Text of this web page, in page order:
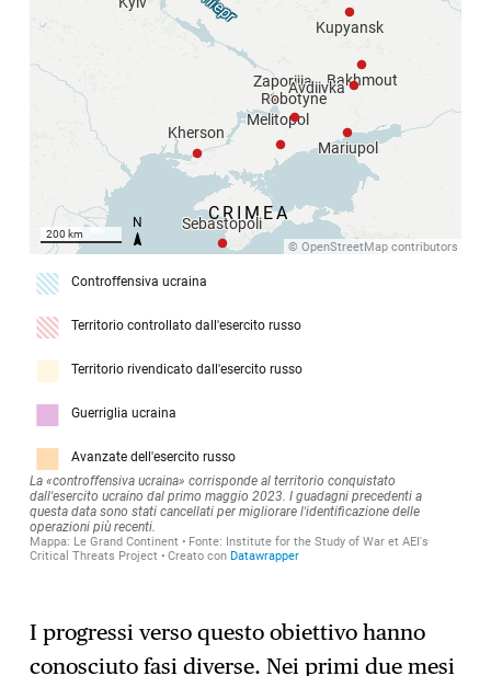
I progressi verso questo obiettivo hanno
conosciuto fasi diverse. Nei primi due mesi